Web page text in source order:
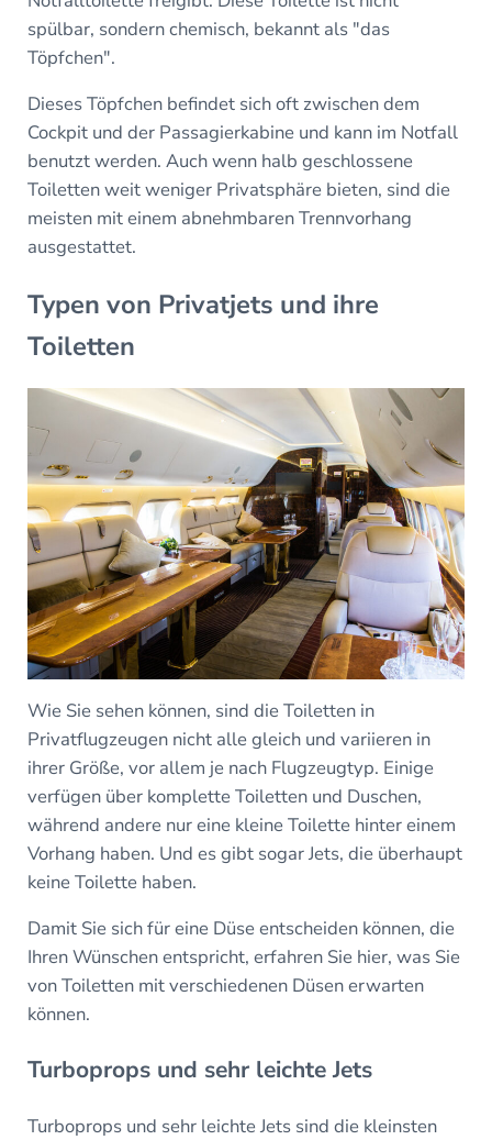
spülbar, sondern chemisch, bekannt als "das
Töpfchen".
Dieses Töpfchen befindet sich oft zwischen dem
Cockpit und der Passagierkabine und kann im Notfall
benutzt werden. Auch wenn halb geschlossene
Toiletten weit weniger Privatsphäre bieten, sind die
meisten mit einem abnehmbaren Trennvorhang
ausgestattet.
Typen von Privatjets und ihre
Toiletten
Wie Sie sehen können, sind die Toiletten in
Privatflugzeugen nicht alle gleich und variieren in
ihrer Größe, vor allem je nach Flugzeugtyp. Einige
verfügen über komplette Toiletten und Duschen,
während andere nur eine kleine Toilette hinter einem
Vorhang haben. Und es gibt sogar Jets, die überhaupt
keine Toilette haben.
Damit Sie sich für eine Düse entscheiden können, die
Ihren Wünschen entspricht, erfahren Sie hier, was Sie
von Toiletten mit verschiedenen Düsen erwarten
können.
Turboprops und sehr leichte Jets
Turboprops und sehr leichte Jets sind die kleinsten